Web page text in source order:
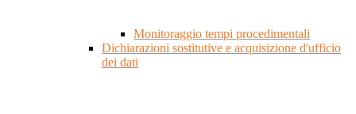
Monitoraggio tempi procedimentali
Dichiarazioni sostitutive e acquisizione d'ufficio
dei dati